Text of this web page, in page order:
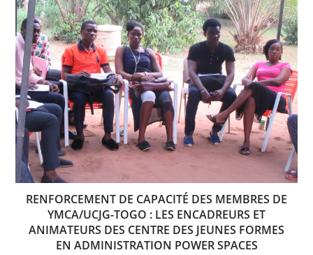
RENFORCEMENT DE CAPACITÉ DES MEMBRES DE
YMCA/UCJG-TOGO : LES ENCADREURS ET
ANIMATEURS DES CENTRE DES JEUNES FORMES
EN ADMINISTRATION POWER SPACES